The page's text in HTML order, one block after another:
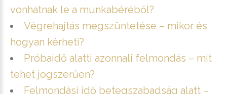
vonhatnak le a munkabéréből?
Végrehajtás megszüntetése – mikor és
hogyan kérheti?
Próbaidő alatti azonnali felmondás – mit
tehet jogszerűen?
Felmondási idő betegszabadság alatt –